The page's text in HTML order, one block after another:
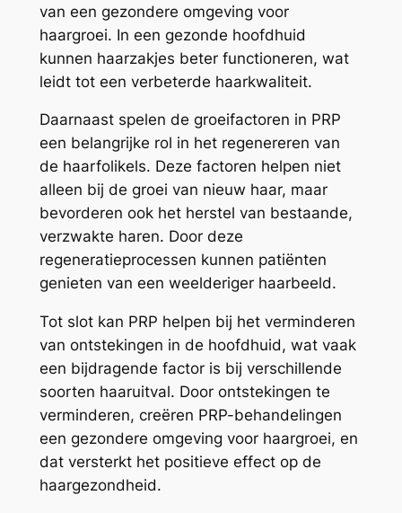
van een gezondere omgeving voor
haargroei. In een gezonde hoofdhuid
kunnen haarzakjes beter functioneren, wat
leidt tot een verbeterde haarkwaliteit.
Daarnaast spelen de groeifactoren in PRP
een belangrijke rol in het regenereren van
de haarfolikels. Deze factoren helpen niet
alleen bij de groei van nieuw haar, maar
bevorderen ook het herstel van bestaande,
verzwakte haren. Door deze
regeneratieprocessen kunnen patiënten
genieten van een weelderiger haarbeeld.
Tot slot kan PRP helpen bij het verminderen
van ontstekingen in de hoofdhuid, wat vaak
een bijdragende factor is bij verschillende
soorten haaruitval. Door ontstekingen te
verminderen, creëren PRP-behandelingen
een gezondere omgeving voor haargroei, en
dat versterkt het positieve effect op de
haargezondheid.